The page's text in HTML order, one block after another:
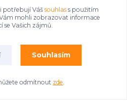
potřebují Váš souhlass použitím
mohli zobrazovat informace
se Vašich zájmů.
Souhlasím
odmítnout zde